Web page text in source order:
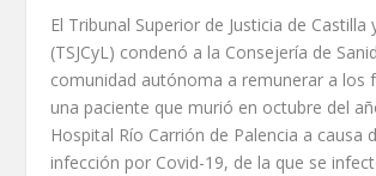
El Tribunal Superior de Justicia de Castilla
(TSJCyL) condenó a la Consejería de
comunidad autónoma a remunerar a los
una paciente que murió en octubre del
Hospital Río Carrión de Palencia a causa
infección por Covid-19, de la que se